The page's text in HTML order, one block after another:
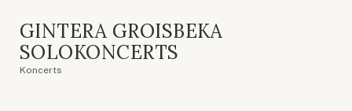
GINTERA GROISBEKA
SOLOKONCERTS
Koncerts